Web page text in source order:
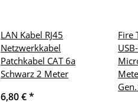
LAN Kabel RJ45
Netzwerkkabel
Patchkabel CAT 6a
Schwarz 2 Meter
6,80 €*
Fire